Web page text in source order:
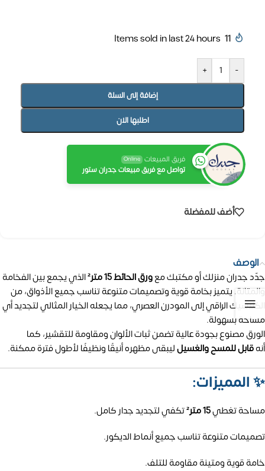
11
Items sold in last 24 hours
-
+
إضافة إلى السلة
اطلبها الان
فريق المبيعات Online
تواصل مع فريق مبيعات جدران ستور
أضف للمفضلة
الوصف
جدّد جدران منزلك أو مكتبك معورق الحائط 15 متر²
الذي يجمع بين الفخامة
والمتانة. يتميز بخامة قوية وتصميمات متنوعة تناسب جميع الأذواق، من
الكلاسيك الراقي إلى المودرن العصري، مما يجعله الخيار المثالي لتجديد أي
مساحة بسهولة.
الورق مصنوع بجودة عالية تضمن ثبات الألوان ومقاومة للتقشير، كما
أنهقابل للمسح والغسيلليبقى مظهره أنيقًا ونظيفًا لأطول فترة ممكنة.
✨المميزات:
مساحة تغطي15 متر²
تكفي لتجديد جدار كامل.
تصميمات متنوعة تناسب جميع أنماط الديكور.
خامة قوية ومتينة مقاومة للتلف.